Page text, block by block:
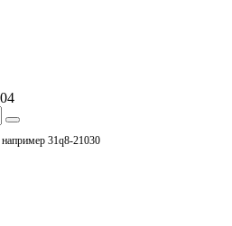
например 31q8-21030